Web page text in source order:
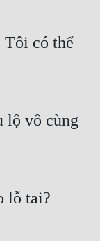
Tôi có thể
lộ vô cùng
lỗ tai?